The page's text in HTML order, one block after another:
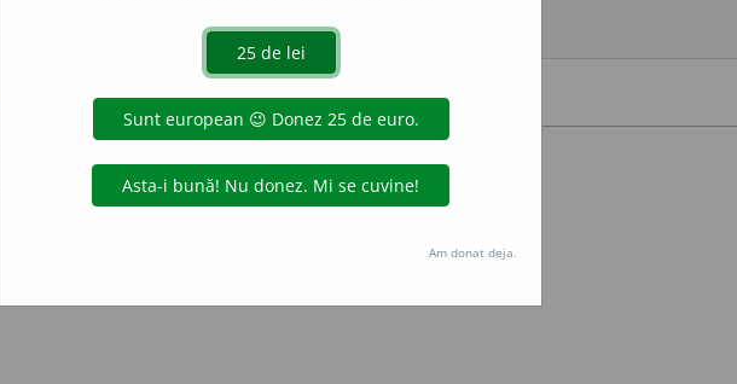
surse
de cărți.
într-o librărie.
este și editor.
Am donat deja.